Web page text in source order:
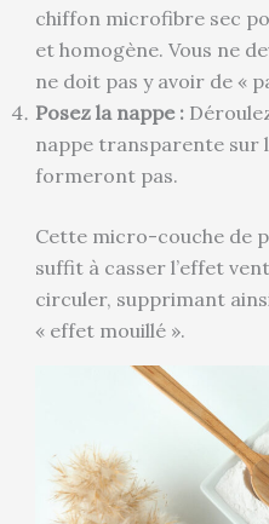
chiffon microfibre sec
et homogène. Vous ne
ne doit pas y avoir de «
Posez la nappe :
nappe transparente sur
formeront pas.
Cette micro-couche de
suffit à casser l’effet
circuler, supprimant
« effet mouillé ».